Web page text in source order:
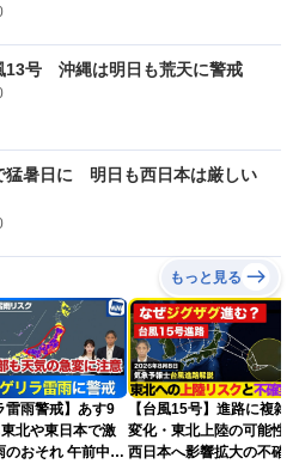
13号 沖縄は明日も荒天に警戒
猛暑日に 明日も西日本は厳しい
もっと見る
雷雨警戒】あす9
北や東日本で激
のおそれ 午前中か
【台風15号】進路に複雑
変化・東北上陸の可能性
西日本へ影響拡大の不確